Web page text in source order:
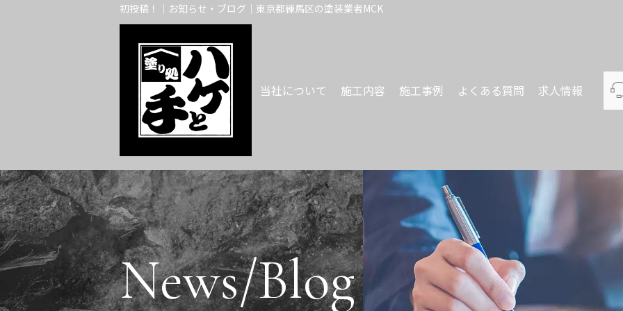
初投稿！｜お知らせ・ブログ｜東京都練馬区の塗装業者MCK
当社について 施工内容 施工事例 よくある質問 求人情報
News/Blog